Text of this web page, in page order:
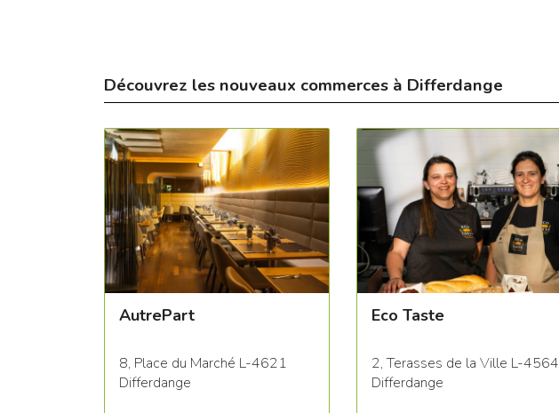
Découvrez les nouveaux commerces à Differdange
AutrePart
8, Place du Marché L-4621
Differdange
Eco Taste
2, Terasses de la Ville L-4564
Differdange